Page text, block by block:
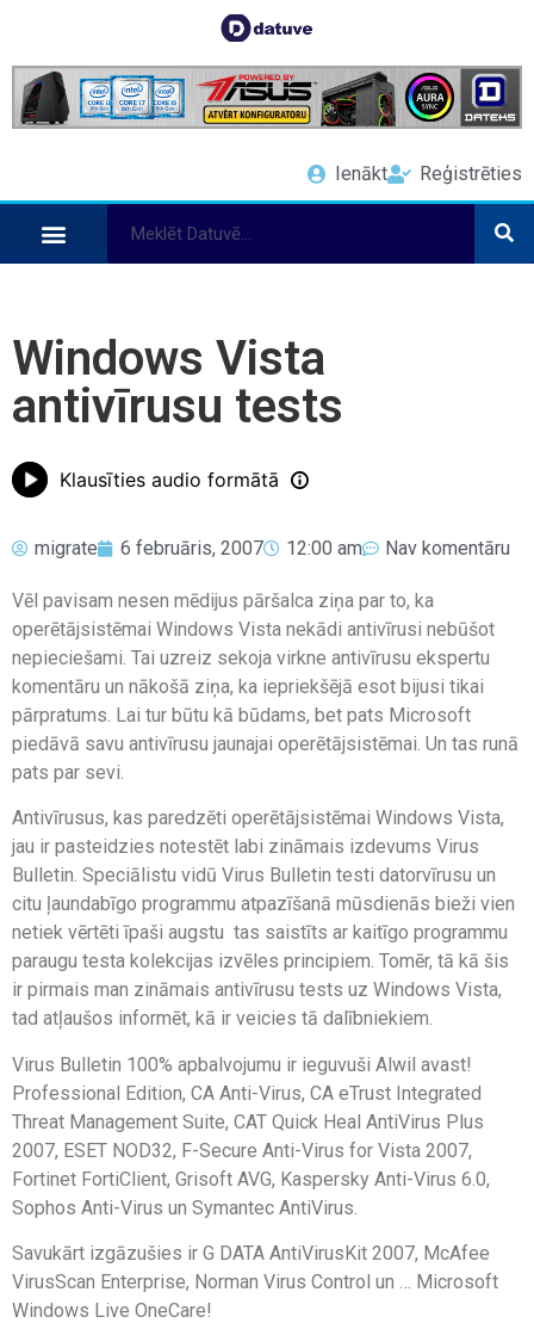
Ienākt Reģistrēties
Windows Vista
antivīrusu tests
Klausīties audio formātā
migrate 6 februāris, 2007 12:00 am Nav komentāru
Vēl pavisam nesen mēdijus pāršalca ziņa par to, ka
operētājsistēmai Windows Vista nekādi antivīrusi nebūšot
nepieciešami. Tai uzreiz sekoja virkne antivīrusu ekspertu
komentāru un nākošā ziņa, ka iepriekšējā esot bijusi tikai
pārpratums. Lai tur būtu kā būdams, bet pats Microsoft
piedāvā savu antivīrusu jaunajai operētājsistēmai. Un tas runā
pats par sevi.
Antivīrusus, kas paredzēti operētājsistēmai Windows Vista,
jau ir pasteidzies notestēt labi zināmais izdevums Virus
Bulletin. Speciālistu vidū Virus Bulletin testi datorvīrusu un
citu ļaundabīgo programmu atpazīšanā mūsdienās bieži vien
netiek vērtēti īpaši augstu  tas saistīts ar kaitīgo programmu
paraugu testa kolekcijas izvēles principiem. Tomēr, tā kā šis
ir pirmais man zināmais antivīrusu tests uz Windows Vista,
tad atļaušos informēt, kā ir veicies tā dalībniekiem.
Virus Bulletin 100% apbalvojumu ir ieguvuši Alwil avast!
Professional Edition, CA Anti-Virus, CA eTrust Integrated
Threat Management Suite, CAT Quick Heal AntiVirus Plus
2007, ESET NOD32, F-Secure Anti-Virus for Vista 2007,
Fortinet FortiClient, Grisoft AVG, Kaspersky Anti-Virus 6.0,
Sophos Anti-Virus un Symantec AntiVirus.
Savukārt izgāzušies ir G DATA AntiVirusKit 2007, McAfee
VirusScan Enterprise, Norman Virus Control un … Microsoft
Windows Live OneCare!